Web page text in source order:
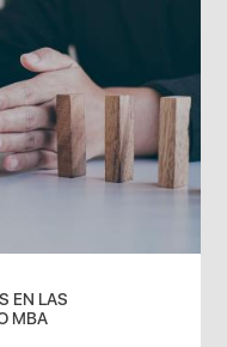
EN LAS
MBA